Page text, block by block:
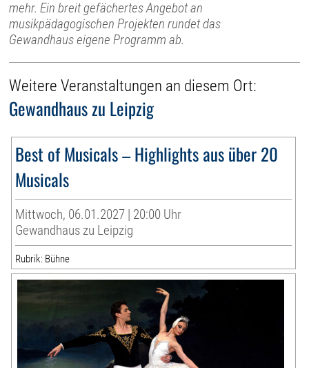
mehr. Ein breit gefächertes Angebot an
musikpädagogischen Projekten rundet das
Gewandhaus eigene Programm ab.
Weitere Veranstaltungen an diesem Ort:
Gewandhaus zu Leipzig
Best of Musicals – Highlights aus über 20
Musicals
Mittwoch, 06.01.2027 | 20:00 Uhr
Gewandhaus zu Leipzig
Rubrik: Bühne